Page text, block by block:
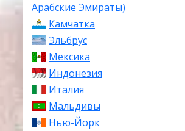
Арабские Эмираты)
Камчатка
Эльбрус
Мексика
Индонезия
Италия
Мальдивы
Нью-Йорк